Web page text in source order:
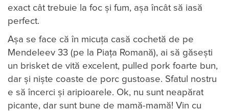
exact cât trebuie la foc și fum, așa încât să iasă
perfect.
Așa se face că în micuța casă cochetă de pe
Mendeleev 33 (pe la Piața Romană), ai să găsești
un brisket de vită excelent, pulled pork foarte bun,
dar și niște coaste de porc gustoase. Sfatul nostru
e să încerci și aripioarele. Ok, nu sunt neapărat
picante, dar sunt bune de mamă-mamă! Vin cu